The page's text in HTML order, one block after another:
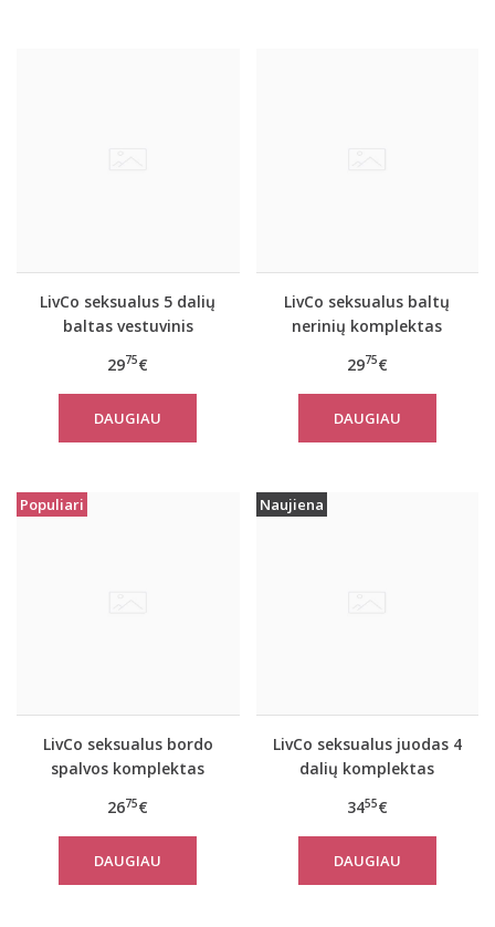
LivCo seksualus 5 dalių
baltas vestuvinis
kojinėmis
2975€
DAUGIAU
LivCo seksualus baltų
nerinių komplektas
2975€
DAUGIAU
Populiari
LivCo seksualus bordo
spalvos komplektas
2675€
DAUGIAU
Naujiena
LivCo seksualus juodas 4
dalių komplektas
3455€
DAUGIAU